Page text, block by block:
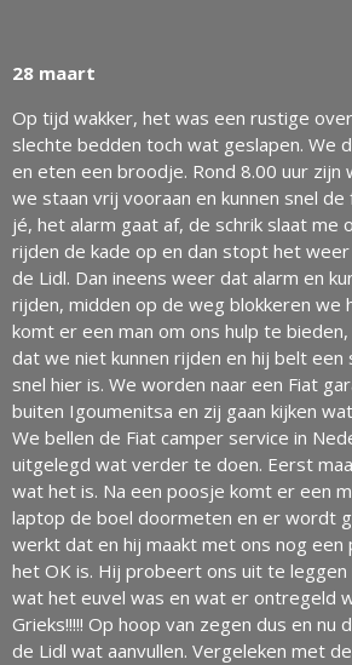
28 maart
Op tijd wakker, het was een rustige
slechte bedden toch wat geslapen. We
en eten een broodje. Rond 8.00 uur zijn
we staan vrij vooraan en kunnen snel de
jé, het alarm gaat af, de schrik slaat me
rijden de kade op en dan stopt het
de Lidl. Dan ineens weer dat alarm en
rijden, midden op de weg blokkeren we
komt er een man om ons hulp te
dat we niet kunnen rijden en hij belt een
snel hier is. We worden naar een Fiat
buiten Igoumenitsa en zij gaan kijken
We bellen de Fiat camper service in
uitgelegd wat verder te doen. Eerst
wat het is. Na een poosje komt er een
laptop de boel doormeten en er wordt
werkt dat en hij maakt met ons nog
het OK is. Hij probeert ons uit te leggen
wat het euvel was en wat er ontregeld
Grieks!!!!! Op hoop van zegen dus en nu
de Lidl wat aanvullen. Vergeleken met